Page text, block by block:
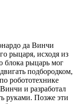
да Винчи
рыцаря, исходя из
блока рыцарь мог
подбородком,
робототехнике
и разработал
руками. Позже эти